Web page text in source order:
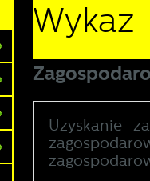
Uzyskanie